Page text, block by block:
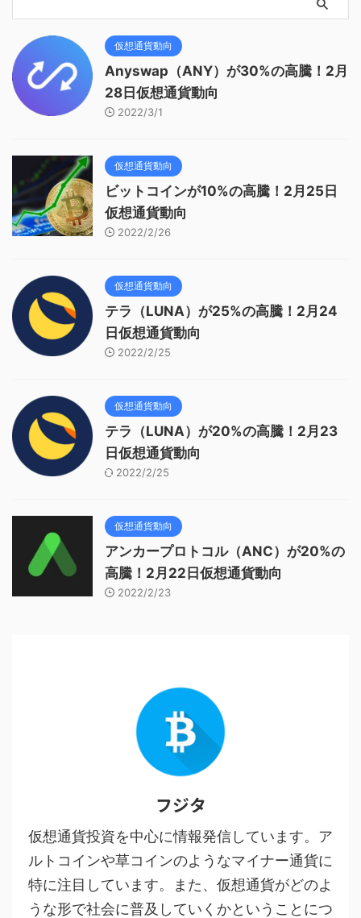
仮想通貨動向
Anyswap（ANY）が30%の高騰！2月
28日仮想通貨動向
2022/3/1
仮想通貨動向
ビットコインが10%の高騰！2月25日
仮想通貨動向
2022/2/26
仮想通貨動向
テラ（LUNA）が25%の高騰！2月24
日仮想通貨動向
2022/2/25
仮想通貨動向
テラ（LUNA）が20%の高騰！2月23
日仮想通貨動向
2022/2/25
仮想通貨動向
アンカープロトコル（ANC）が20%の
高騰！2月22日仮想通貨動向
2022/2/23
フジタ
仮想通貨投資を中心に情報発信しています。ア
ルトコインや草コインのようなマイナー通貨に
特に注目しています。また、仮想通貨がどのよ
うな形で社会に普及していくかということにつ